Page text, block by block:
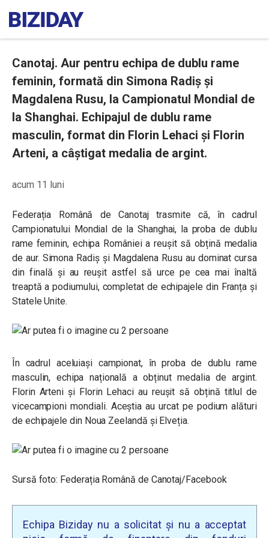
Canotaj. Aur pentru echipa de dublu rame
feminin, formată din Simona Radiş şi
Magdalena Rusu, la Campionatul Mondial de
la Shanghai. Echipajul de dublu rame
masculin, format din Florin Lehaci şi Florin
Arteni, a câştigat medalia de argint.
acum 11 luni
Federația Română de Canotaj trasmite că, în cadrul
Campionatului Mondial de la Shanghai, la proba de dublu
rame feminin, echipa României a reușit să obțină medalia
de aur. Simona Radiș și Magdalena Rusu au dominat cursa
din finală și au reușit astfel să urce pe cea mai înaltă
treaptă a podiumului, completat de echipajele din Franța și
Statele Unite.
În cadrul aceluiași campionat, în proba de dublu rame
masculin, echipa națională a obținut medalia de argint.
Florin Arteni și Florin Lehaci au reușit să obțină titlul de
vicecampioni mondiali. Aceștia au urcat pe podium alături
de echipajele din Noua Zeelandă și Elveția.
Sursă foto: Federația Română de Canotaj/Facebook
Echipa Biziday nu a solicitat și nu a acceptat